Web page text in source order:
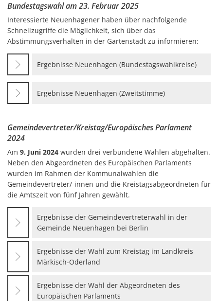
Bundestagswahl am 23. Februar 2025
Interessierte Neuenhagener haben über nachfolgende
Schnellzugriffe die Möglichkeit, sich über das
Abstimmungsverhalten in der Gartenstadt zu informieren:
Ergebnisse Neuenhagen (Bundestagswahlkreise)
Ergebnisse Neuenhagen (Zweitstimme)
Gemeindevertreter/Kreistag/Europäisches Parlament
2024
Am 9. Juni 2024 wurden drei verbundene Wahlen abgehalten.
Neben den Abgeordneten des Europäischen Parlaments
wurden im Rahmen der Kommunalwahlen die
Gemeindevertreter/-innen und die Kreistagsabgeordneten für
die Amtszeit von fünf Jahren gewählt.
Ergebnisse der Gemeindevertreterwahl in der
Gemeinde Neuenhagen bei Berlin
Ergebnisse der Wahl zum Kreistag im Landkreis
Märkisch-Oderland
Ergebnisse der Wahl der Abgeordneten des
Europäischen Parlaments